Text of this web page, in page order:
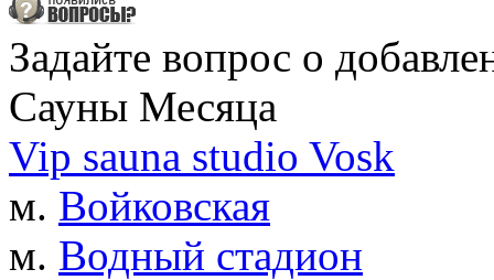
Задайте вопрос о
Сауны Месяца
Vip sauna studio Vosk
м. Войковская
м. Водный стадион